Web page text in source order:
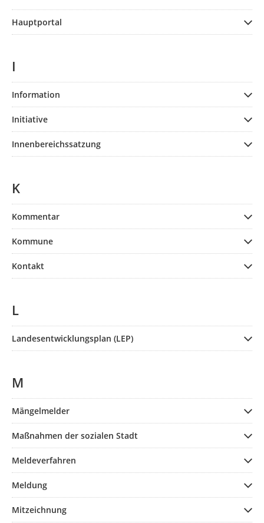
Hauptportal
I
Information
Initiative
Innenbereichssatzung
K
Kommentar
Kommune
Kontakt
L
Landesentwicklungsplan (LEP)
M
Mängelmelder
Maßnahmen der sozialen Stadt
Meldeverfahren
Meldung
Mitzeichnung